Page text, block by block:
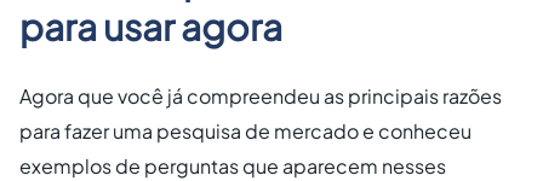
para usar agora
Agora que você já compreendeu as principais razões
para fazer uma pesquisa de mercado e conheceu
exemplos de perguntas que aparecem nesses